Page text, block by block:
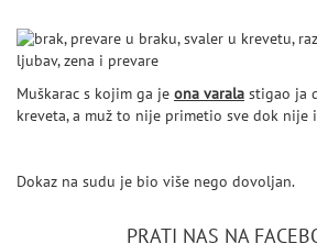
Muškarac s kojim ga je ona varala stigao ja
kreveta, a muž to nije primetio sve dok nije
Dokaz na sudu je bio više nego dovoljan.
PRATI NAS NA